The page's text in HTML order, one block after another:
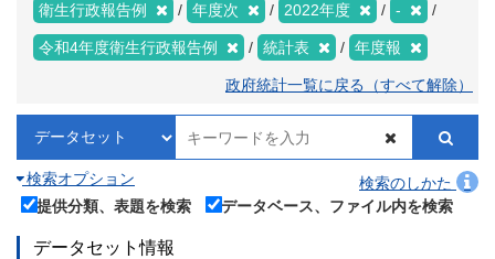
衛生行政報告例 年度次 2022年度 -
令和4年度衛生行政報告例 統計表 年度報
政府統計一覧に戻る（すべて解除）
検索オプション
検索のしかた
提供分類、表題を検索
データベース、ファイル内を検索
データセット情報